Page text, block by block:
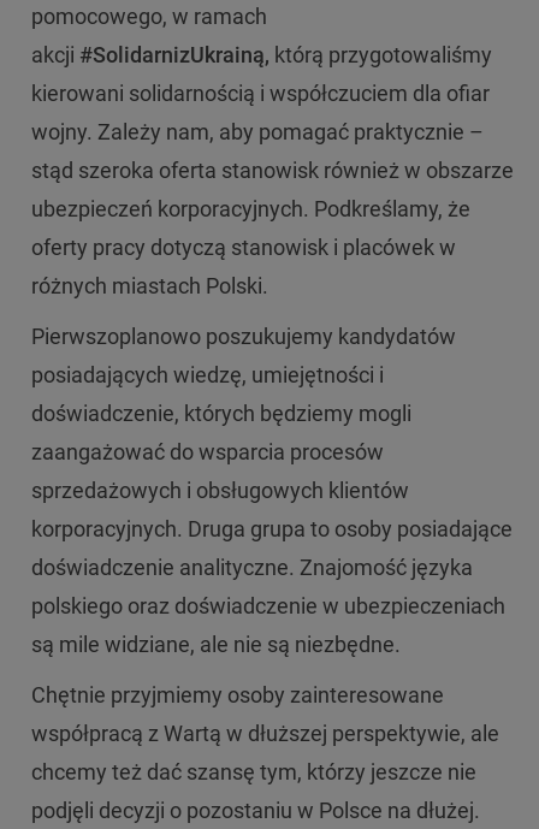
pomocowego, w ramach
akcji #SolidarnizUkrainą, którą przygotowaliśmy
kierowani solidarnością i współczuciem dla ofiar
wojny. Zależy nam, aby pomagać praktycznie –
stąd szeroka oferta stanowisk również w obszarze
ubezpieczeń korporacyjnych. Podkreślamy, że
oferty pracy dotyczą stanowisk i placówek w
różnych miastach Polski.
Pierwszoplanowo poszukujemy kandydatów
posiadających wiedzę, umiejętności i
doświadczenie, których będziemy mogli
zaangażować do wsparcia procesów
sprzedażowych i obsługowych klientów
korporacyjnych. Druga grupa to osoby posiadające
doświadczenie analityczne. Znajomość języka
polskiego oraz doświadczenie w ubezpieczeniach
są mile widziane, ale nie są niezbędne.
Chętnie przyjmiemy osoby zainteresowane
współpracą z Wartą w dłuższej perspektywie, ale
chcemy też dać szansę tym, którzy jeszcze nie
podjęli decyzji o pozostaniu w Polsce na dłużej.